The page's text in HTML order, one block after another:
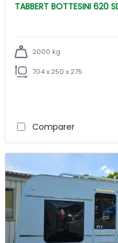
TABBERT BOTTESINI
2000 kg
704 x 250 x 275
Comparer